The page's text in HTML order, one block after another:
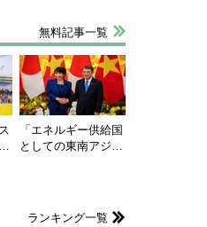
無料記事一覧
…
「エネルギー供給国
としての東南アジ…
ランキング一覧